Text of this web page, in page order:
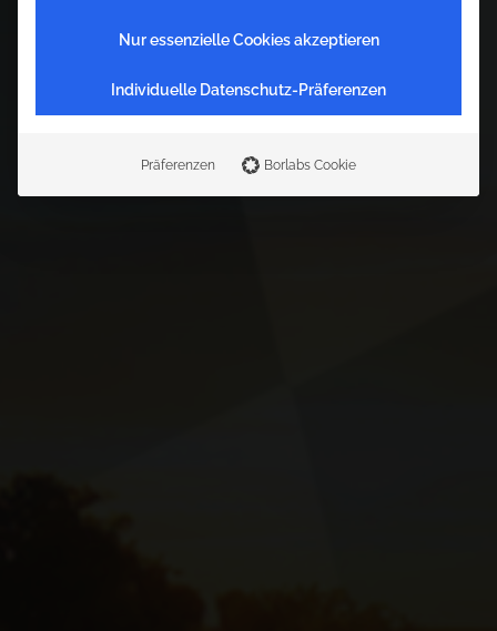
Veran staltung
Nur essenzielle Cookies akzeptieren
Individuelle Datenschutz-Präferenzen
Präferenzen Borlabs Cookie